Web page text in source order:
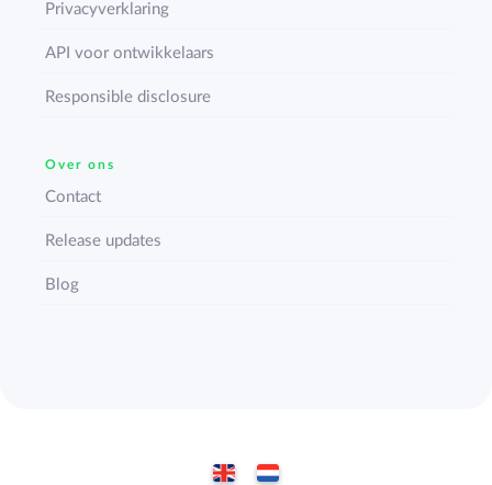
Privacyverklaring
API voor ontwikkelaars
Responsible disclosure
Over ons
Contact
Release updates
Blog